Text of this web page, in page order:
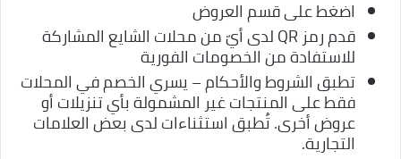
اضغط على قسم العروض
قدم رمز QR لدى أيّ من محلات الشايع المشاركة
للاستفادة من الخصومات الفورية
تطبق الشروط والأحكام – يسري الخصم في المحلات
فقط على المنتجات غير المشمولة بأي تنزيلات أو
عروض أخرى. تُطبق استثناءات لدى بعض العلامات
التجارية.